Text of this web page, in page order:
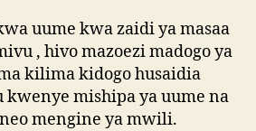
uume kwa zaidi ya masaa
, hivo mazoezi madogo ya
kilima kidogo husaidia
kwenye mishipa ya uume na
mengine ya mwili.